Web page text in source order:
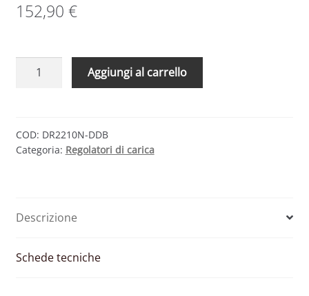
152,90 €
Regolatore
20A
Dual
|
Solar
Aggiungi al carrello
COD: DR2210N-DDB
Categoria: Regolatori di carica
Descrizione
Schede tecniche